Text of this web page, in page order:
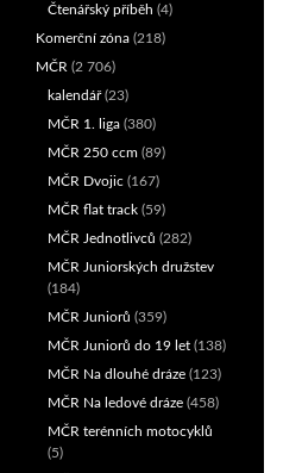
Čtenářský příběh (4)
Komerční zóna (218)
MČR (2 706)
kalendář(23)
MČR 1. liga (380)
MČR 250 ccm (89)
MČR Dvojic (167)
MČR flat track (59)
MČR Jednotlivců (282)
MČR Juniorských družstev
(184)
MČR Juniorů (359)
MČR Juniorů do 19 let (138)
MČR Na dlouhé dráze (123)
MČR Na ledové dráze (458)
MČR terénních motocyklů
(5)